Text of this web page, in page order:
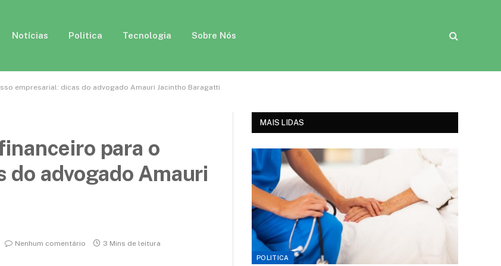
Notícias Politica Tecnologia Sobre Nós
empresarial: dicas do advogado Amauri Jacintho Baragatti
para o
do advogado Amauri
Nenhum comentário 3 Mins de leitura
MAIS LIDAS
POLITICA